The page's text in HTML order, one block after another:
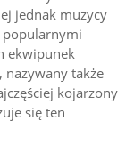
jednak muzycy
popularnymi
ekwipunek
nazywany także
kojarzony
się ten